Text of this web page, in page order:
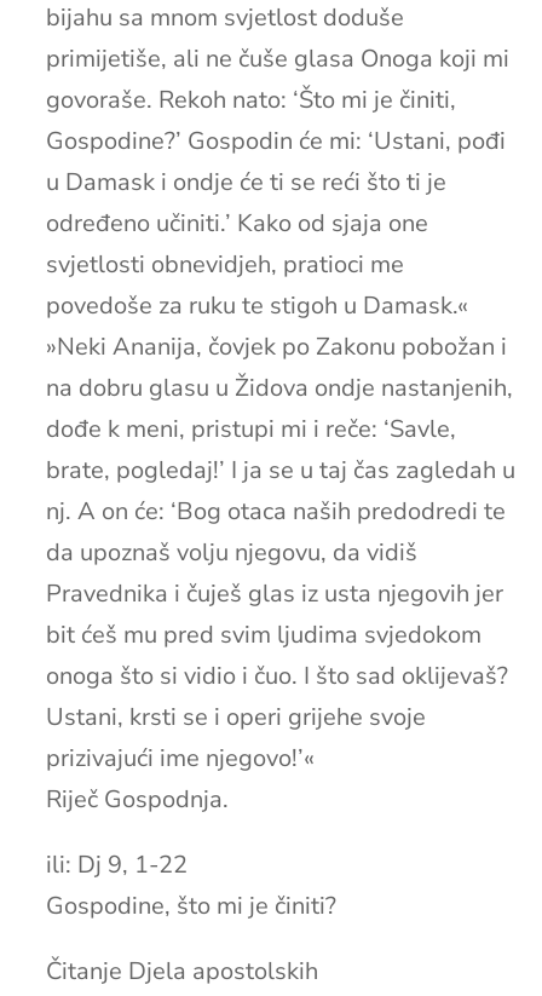
bijahu sa mnom svjetlost doduše
primijetiše, ali ne čuše glasa Onoga koji mi
govoraše. Rekoh nato: ‘Što mi je činiti,
Gospodine?’ Gospodin će mi: ‘Ustani, pođi
u Damask i ondje će ti se reći što ti je
određeno učiniti.’ Kako od sjaja one
svjetlosti obnevidjeh, pratioci me
povedoše za ruku te stigoh u Damask.«
»Neki Ananija, čovjek po Zakonu pobožan i
na dobru glasu u Židova ondje nastanjenih,
dođe k meni, pristupi mi i reče: ‘Savle,
brate, pogledaj!’ I ja se u taj čas zagledah u
nj. A on će: ‘Bog otaca naših predodredi te
da upoznaš volju njegovu, da vidiš
Pravednika i čuješ glas iz usta njegovih jer
bit ćeš mu pred svim ljudima svjedokom
onoga što si vidio i čuo. I što sad oklijevaš?
Ustani, krsti se i operi grijehe svoje
prizivajući ime njegovo!’«
Riječ Gospodnja.
ili: Dj 9, 1-22
Gospodine, što mi je činiti?
Čitanje Djela apostolskih